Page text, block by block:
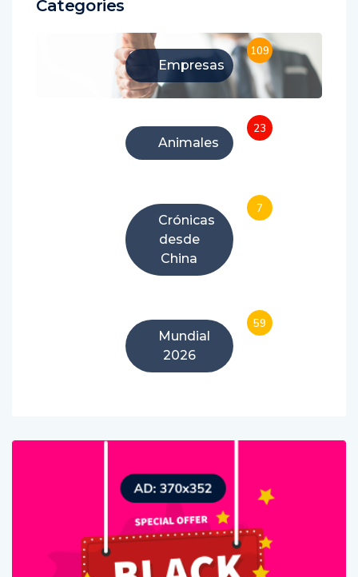
Categories
Empresas
109
Animales
23
Crónicas
desde
China
7
Mundial
2026
59